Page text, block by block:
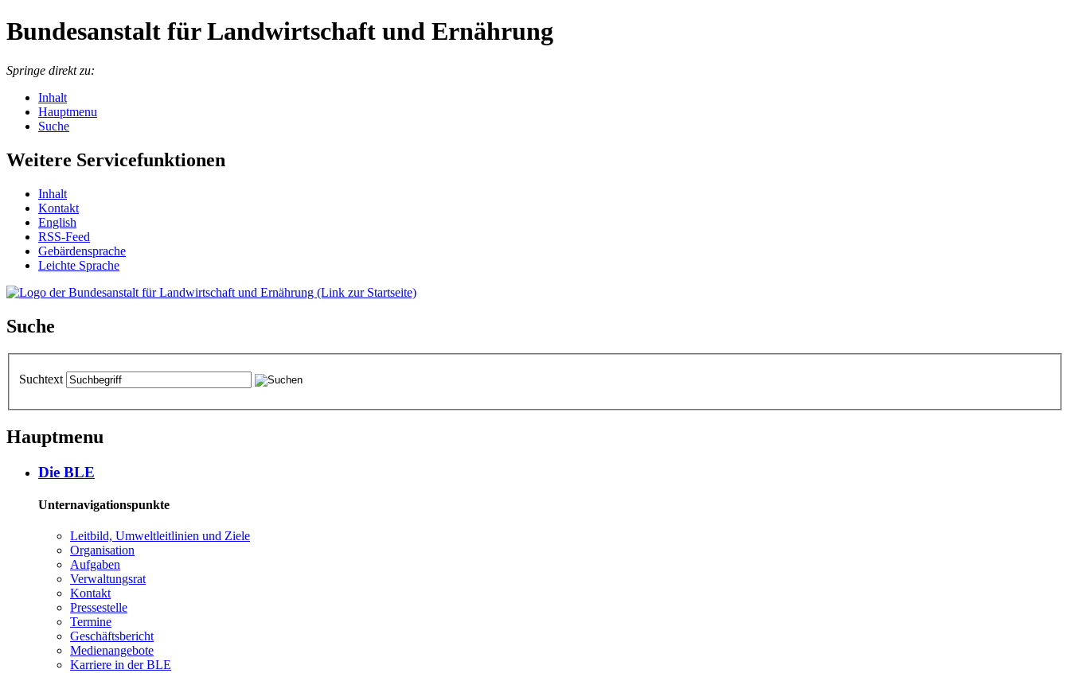
Bundesanstalt für Landwirtschaft und Ernährung
Springe direkt zu:
Inhalt
Hauptmenu
Suche
Weitere Servicefunktionen
In­halt
Kon­takt
English
RSS-Feed
Ge­bär­den­spra­che
Leich­te Spra­che
Suche
Suchtext
Hauptmenu
Die BLE
Unternavigationspunkte
Leit­bild, Um­welt­leit­li­ni­en und Zie­le
Or­ga­ni­sa­ti­on
Auf­ga­ben
Ver­wal­tungs­rat
Kon­takt
Pres­se­stel­le
Ter­mi­ne
Ge­schäfts­be­richt
Me­di­en­an­ge­bo­te
Kar­rie­re in der BLE